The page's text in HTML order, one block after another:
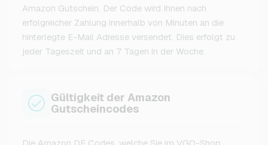
Amazon Gutschein. Der Code wird Ihnen nach
erfolgreicher Zahlung innerhalb von Minuten an die
hinterlegte E-Mail Adresse versendet. Dies erfolgt zu
jeder Tageszeit und an 7 Tagen in der Woche.
Gültigkeit der Amazon
Gutscheincodes